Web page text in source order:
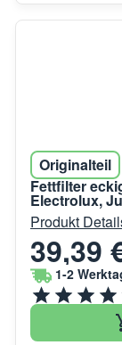
Originalteil
Fettfilter
Electrolux,
Produkt
39,39
1-2